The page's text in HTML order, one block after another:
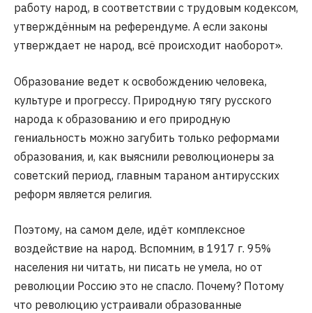
работу народ, в соответствии с трудовым кодексом,
утверждённым на референдуме. А если законы
утверждает не народ, всё происходит наоборот».
Образование ведет к освобождению человека,
культуре и прогрессу. Природную тягу русского
народа к образованию и его природную
гениальность можно загубить только реформами
образования, и, как выяснили революционеры за
советский период, главным тараном антирусских
реформ является религия.
Поэтому, на самом деле, идёт комплексное
воздействие на народ. Вспомним, в 1917 г. 95%
населения ни читать, ни писать не умела, но от
революции Россию это не спасло. Почему? Потому
что революцию устраивали образованные